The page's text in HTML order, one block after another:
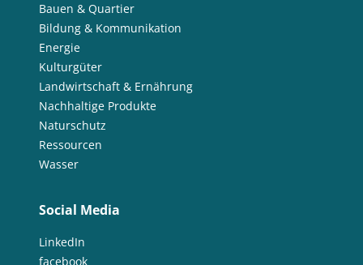
Bauen & Quartier
Bildung & Kommunikation
Energie
Kulturgüter
Landwirtschaft & Ernährung
Nachhaltige Produkte
Naturschutz
Ressourcen
Wasser
Social Media
LinkedIn
facebook